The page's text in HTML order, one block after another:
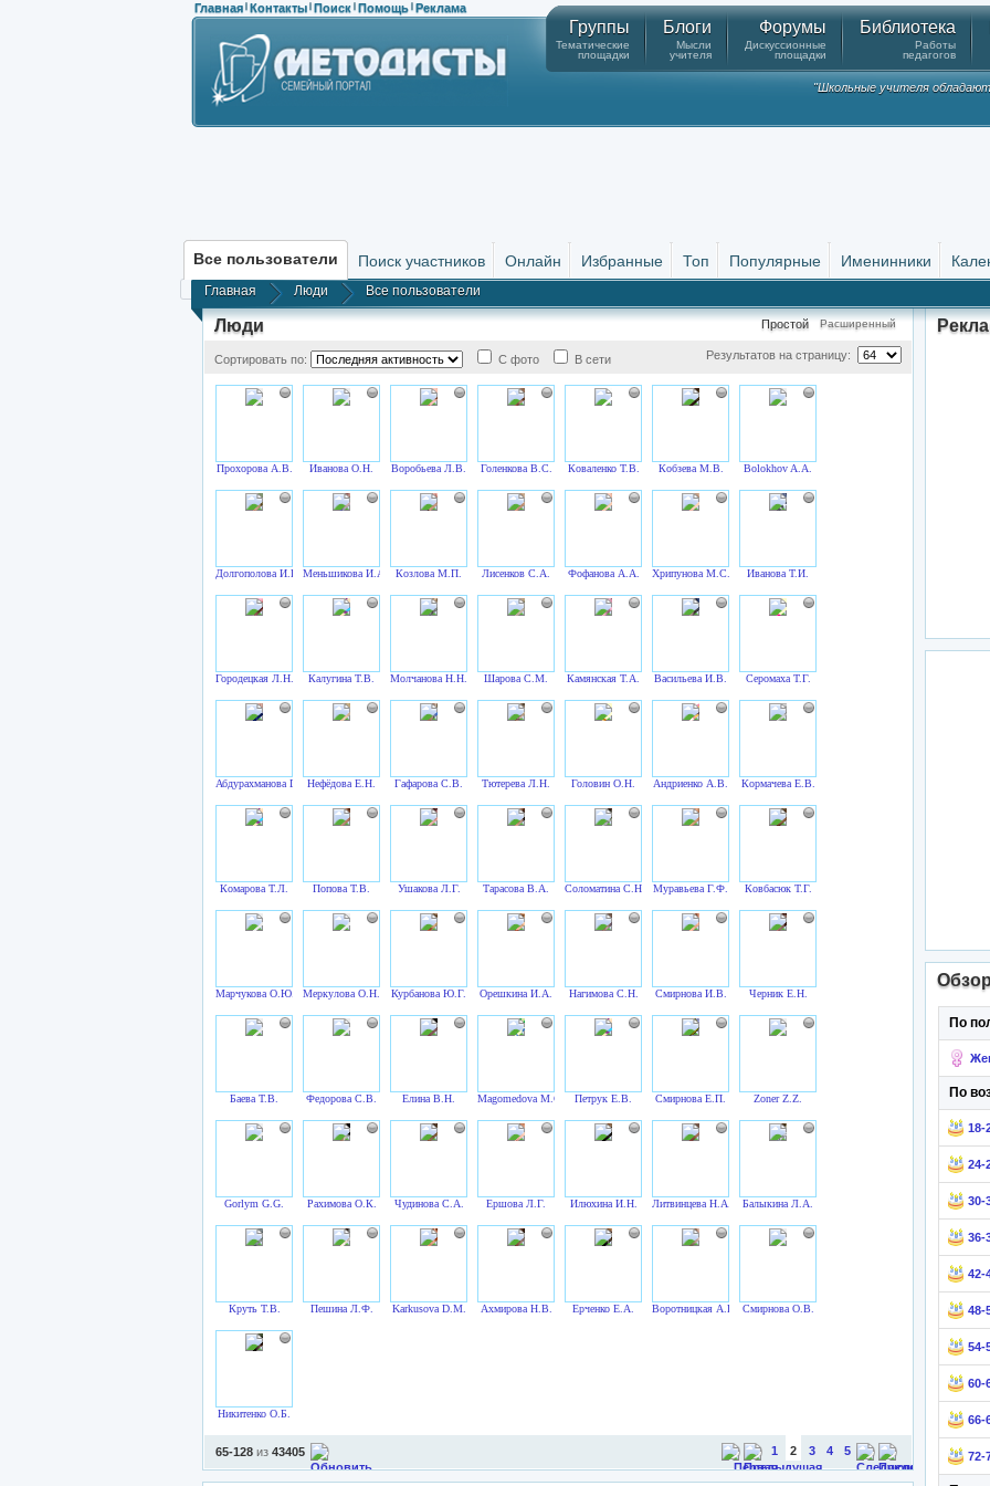
Главная | Контакты | Поиск | Помощь | Реклама
Группы
Тематические
площадки
Блоги
Мысли
учителя
Форумы
Дискуссионные
площадки
Библиотека
Работы
педагогов
"Школьные учителя
Все пользователи Поиск участников Онлайн Избранные Топ Популярные Именинники
Главная Люди Все пользователи
Люди Простой Расширенный
Сортировать по: С фото В сети Результатов на страницу:
Прохорова А.В. Иванова О.Н. Воробьева Л.В. Голенкова В.С. Коваленко Т.В. Кобзева М.В. Bolokhov A.A.
Долгополова И.В. Меньшикова И.А. Козлова М.П. Лисенков С.А. Фофанова А.А. Хрипунова М.С. Иванова Т.И.
Городецкая Л.Н. Калугина Т.В. Молчанова Н.Н. Шарова С.М. Камянская Т.А. Васильева И.В. Серомаха Т.Г.
Абдурахманова Г.Р. Нефёдова Е.Н. Гафарова С.В. Тютерева Л.Н. Головин О.Н. Андриенко А.В. Кормачева Е.В.
Комарова Т.Л. Попова Т.В. Ушакова Л.Г. Тарасова В.А. Соломатина С.Н. Муравьева Г.Ф. Ковбасюк Т.Г.
Марчукова О.Ю. Меркулова О.Н. Курбанова Ю.Г. Орешкина И.А. Нагимова С.Н. Смирнова И.В. Черник Е.Н.
Баева Т.В. Федорова С.В. Елина В.Н. Magomedova M.G. Петрук Е.В. Смирнова Е.П. Zoner Z.Z.
Gorlym G.G. Рахимова О.К. Чудинова С.А. Ершова Л.Г. Илюхина И.Н. Литвинцева Н.А. Балыкина Л.А.
Круть Т.В. Пешина Л.Ф. Karkusova D.M. Ахмирова Н.В. Ерченко Е.А. Воротницкая А.И. Смирнова О.В.
Никитенко О.Б.
65-128 из 43405 1 2 3 4 5
По
По
18-
24-
30-
36-
42-
48-
54-
60-
66-
72-